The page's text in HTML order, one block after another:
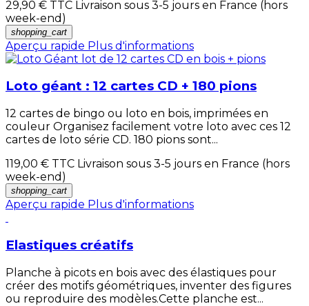
29,90 € TTC Livraison sous 3-5 jours en France (hors
week-end)
shopping_cart
Aperçu rapide Plus d'informations
Loto géant : 12 cartes CD + 180 pions
12 cartes de bingo ou loto en bois, imprimées en
couleur Organisez facilement votre loto avec ces 12
cartes de loto série CD. 180 pions sont...
119,00 € TTC Livraison sous 3-5 jours en France (hors
week-end)
shopping_cart
Aperçu rapide Plus d'informations
Elastiques créatifs
Planche à picots en bois avec des élastiques pour
créer des motifs géométriques, inventer des figures
ou reproduire des modèles.Cette planche est...